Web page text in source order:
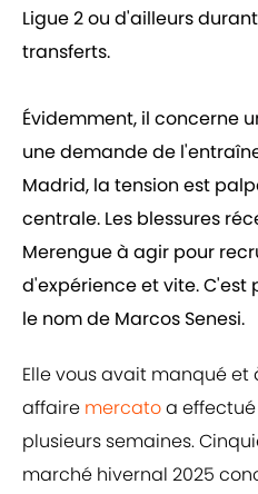
Ligue 2 ou d'ailleurs
transferts.
Évidemment, il concerne
une demande de
Madrid, la tension est
centrale. Les blessures
Merengue à agir pour
d'expérience et vite. C'est
le nom de Marcos Senesi.
Elle vous avait manqué et
affaire mercatoa
plusieurs semaines.
marché hivernal 2025